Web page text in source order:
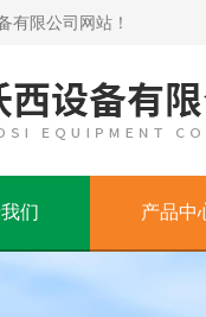
有限公司网站！
们 产品中